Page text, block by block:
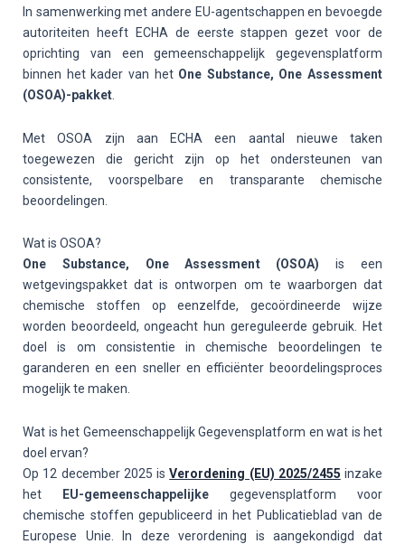
In samenwerking met andere EU-agentschappen en bevoegde
autoriteiten heeft ECHA de eerste stappen gezet voor de
oprichting van een gemeenschappelijk gegevensplatform
binnen het kader van het One Substance, One Assessment
(OSOA)-pakket
Met OSOA zijn aan ECHA een aantal nieuwe taken
toegewezen die gericht zijn op het ondersteunen van
consistente, voorspelbare en transparante chemische
beoordelingen.
Wat is OSOA?
One Substance, One Assessment (OSOA) is een
wetgevingspakket dat is ontworpen om te waarborgen dat
chemische stoffen op eenzelfde, gecoördineerde wijze
worden beoordeeld, ongeacht hun gereguleerde gebruik. Het
doel is om consistentie in chemische beoordelingen te
garanderen en een sneller en efficiënter beoordelingsproces
mogelijk te maken.
Wat is het Gemeenschappelijk Gegevensplatform en wat is het
doel ervan?
Op 12 december 2025 isVerordening (EU) 2025/2455 inzake
het EU-gemeenschappelijke gegevensplatform voor
chemische stoffen gepubliceerd in het Publicatieblad van de
Europese Unie. In deze verordening is aangekondigd dat